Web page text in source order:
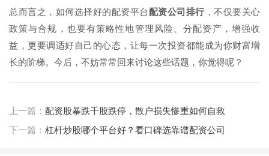
总而言之，如何选择好的配资平台配资公司排行，不仅要关心
政策与合规，也要有策略性地管理风险、分配资产，增强收
益，更要调适好自己的心态，让每一次投资都能成为你财富增
长的阶梯。今后，不妨常常回来讨论这些话题，你觉得呢？
上一篇： 配资股暴跌千股跌停，散户损失惨重如何自救
下一篇： 杠杆炒股哪个平台好？看口碑选靠谱配资公司